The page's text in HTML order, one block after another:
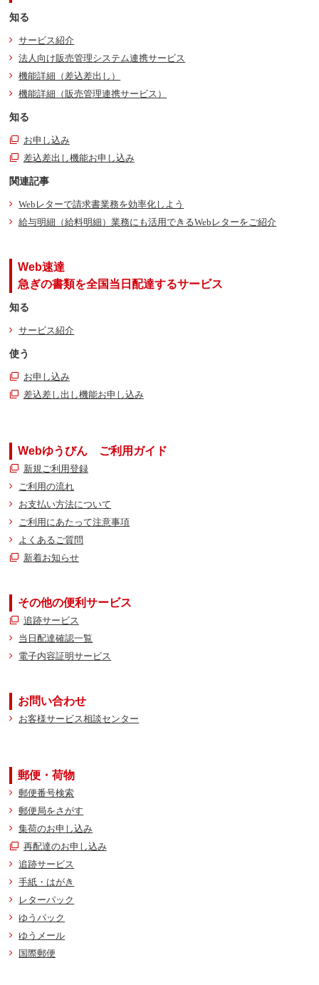
知る
サービス紹介
法人向け販売管理システム連携サービス
機能詳細（差込差出し）
機能詳細（販売管理連携サービス）
知る
お申し込み
差込差出し機能お申し込み
関連記事
Webレターで請求書業務を効率化しよう
給与明細（給料明細）業務にも活用できるWebレターをご紹介
Web速達
急ぎの書類を全国当日配達するサービス
知る
サービス紹介
使う
お申し込み
差込差し出し機能お申し込み
Webゆうびん ご利用ガイド
新規ご利用登録
ご利用の流れ
お支払い方法について
ご利用にあたって注意事項
よくあるご質問
新着お知らせ
その他の便利サービス
追跡サービス
当日配達確認一覧
電子内容証明サービス
お問い合わせ
お客様サービス相談センター
郵便・荷物
郵便番号検索
郵便局をさがす
集荷のお申し込み
再配達のお申し込み
追跡サービス
手紙・はがき
レターパック
ゆうパック
ゆうメール
国際郵便